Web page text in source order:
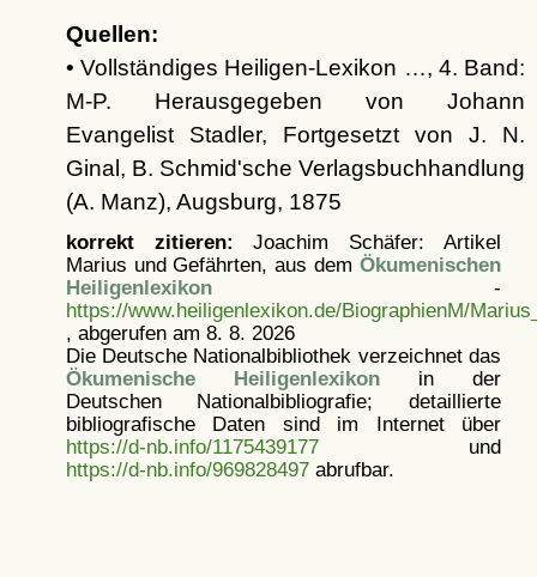
Quellen:
• Vollständiges Heiligen-Lexikon …, 4. Band:
M-P. Herausgegeben von Johann
Evangelist Stadler, Fortgesetzt von J. N.
Ginal, B. Schmid'sche Verlagsbuchhandlung
(A. Manz), Augsburg, 1875
korrekt zitieren: Joachim Schäfer: Artikel
Marius und Gefährten, aus dem Ökumenischen
Heiligenlexikon-
https://www.heiligenlexikon.de/BiographienM/
, abgerufen am 8. 8. 2026
Die Deutsche Nationalbibliothek verzeichnet das
Ökumenische Heiligenlexikonin der
Deutschen Nationalbibliografie; detaillierte
bibliografische Daten sind im Internet über
https://d-nb.info/1175439177und
https://d-nb.info/969828497abrufbar.